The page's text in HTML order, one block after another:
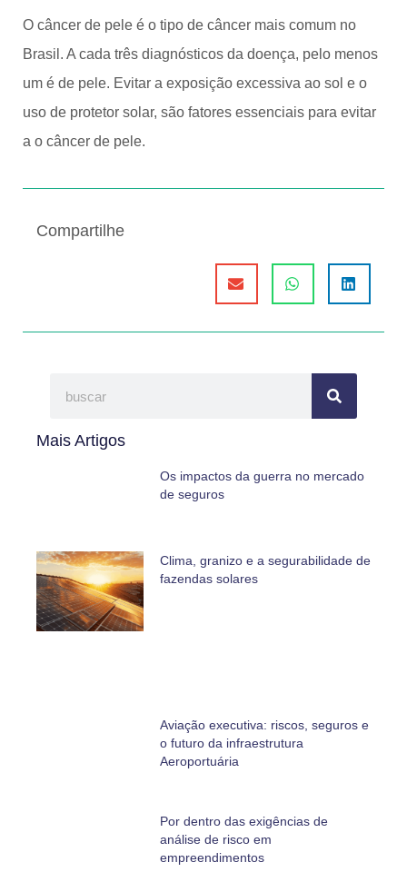
O câncer de pele é o tipo de câncer mais comum no
Brasil. A cada três diagnósticos da doença, pelo menos
um é de pele. Evitar a exposição excessiva ao sol e o
uso de protetor solar, são fatores essenciais para evitar
a o câncer de pele.
Compartilhe
Mais Artigos
Os impactos da guerra no mercado
de seguros
Clima, granizo e a segurabilidade de
fazendas solares
Aviação executiva: riscos, seguros e
o futuro da infraestrutura
Aeroportuária
Por dentro das exigências de
análise de risco em
empreendimentos